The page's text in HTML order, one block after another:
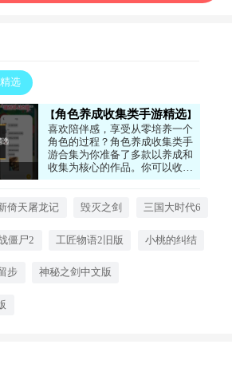
选
角色养成收集类手游精选
喜欢陪伴感，享受从零培养一个
角色的过程？角色养成收集类手
游合集为你准备了多款以养成和
收集为核心的作品。你可以收养
可爱的猫咪，与兽耳少年少女建
组建队伍。游戏的重点在于日常
无可替代。画风精美，剧情温
体验的玩家。
倚天屠龙记 毁灭之剑 三国大时代6
僵尸2 工匠物语2旧版 小桃的纠结
步 神秘之剑中文版